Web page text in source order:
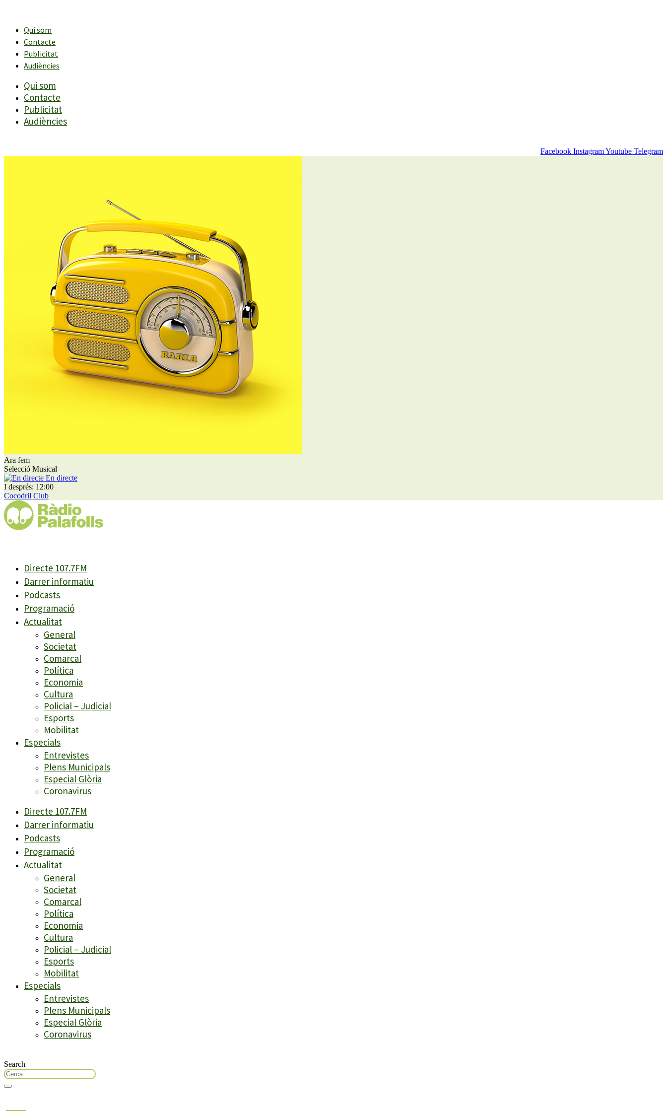
contingutQui som
Contacte
Publicitat
Audiències
Qui som
Contacte
Publicitat
Audiències
Facebook InstagramYoutube Telegram
Ara fem
Selecció Musical
En directe
I després: 12:00
Cocodril Club
Directe 107.7FM
Darrer informatiu
Podcasts
Programació
Actualitat
General
Societat
Comarcal
Política
Economia
Cultura
Policial – Judicial
Esports
Mobilitat
Especials
Entrevistes
Plens Municipals
Especial Glòria
Coronavirus
Directe 107.7FM
Darrer informatiu
Podcasts
Programació
Actualitat
General
Societat
Comarcal
Política
Economia
Cultura
Policial – Judicial
Esports
Mobilitat
Especials
Entrevistes
Plens Municipals
Especial Glòria
Coronavirus
Search